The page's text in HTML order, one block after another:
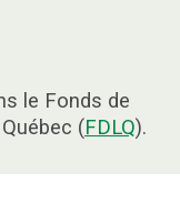
le Fonds de
(FDLQ).